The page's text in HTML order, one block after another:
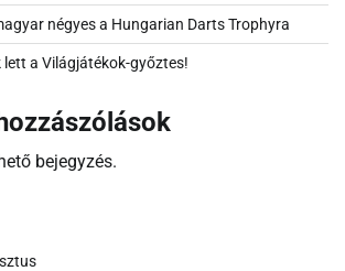
négyes a Hungarian Darts Trophyra
a Világjátékok-győztes!
bejegyzés.